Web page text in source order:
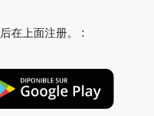
在上面注册。 :